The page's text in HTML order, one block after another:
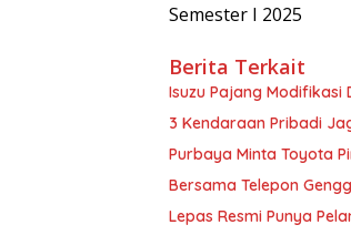
Semester I 2025
Berita Terkait
Isuzu Pajang Modifikasi
3 Kendaraan Pribadi
Purbaya Minta Toyota
Bersama Telepon
Lepas Resmi Punya